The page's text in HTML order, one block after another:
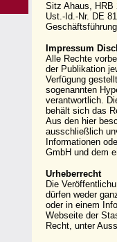
Sitz Ahaus, HRB
Ust.-Id.-Nr. DE
Impressum
Alle Rechte
der Publikation
Verfügung
sogenannten
verantwortlich.
behält sich das
Aus den hier
ausschließlich
Informationen
GmbH und dem
Urheberrecht
Die
dürfen weder
oder in einem
Webseite der
Recht, unter